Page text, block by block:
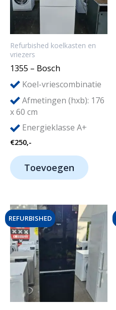
Refurbished koelkasten en
vriezers
1355 – Bosch
Koel-vriescombinatie
Afmetingen (hxb): 176
x 60 cm
Energieklasse A+
€250,-
Toevoegen
REFURBISHED